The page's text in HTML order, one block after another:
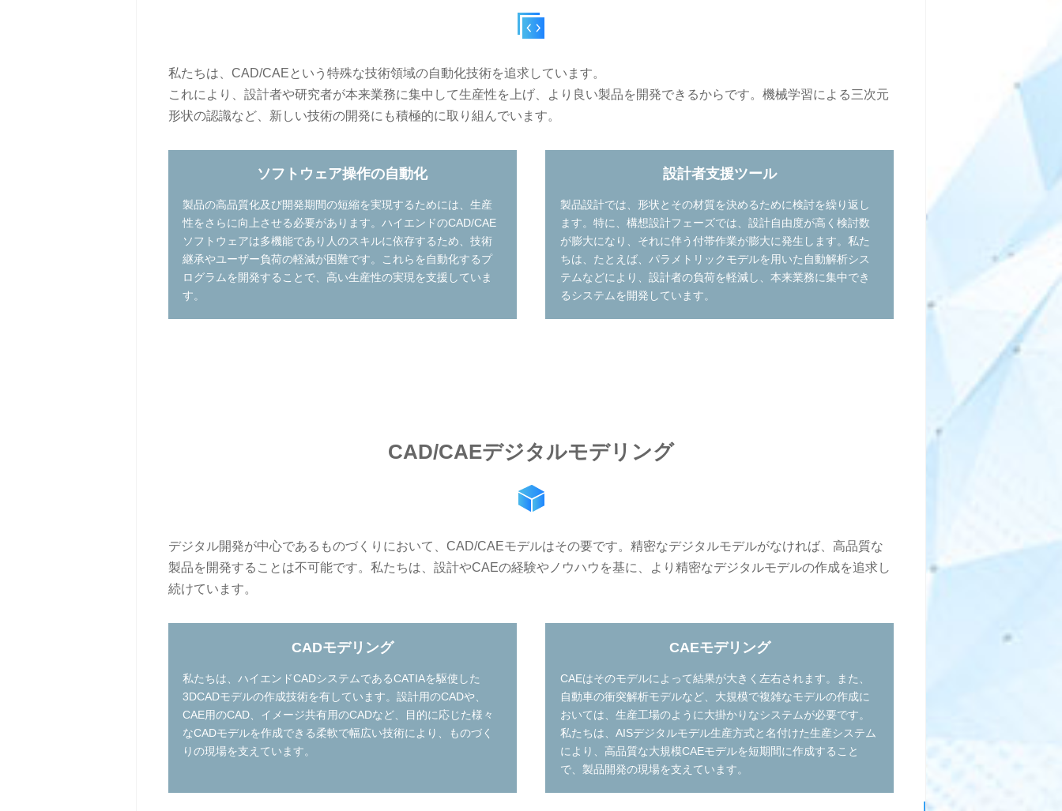
私たちは、CAD/CAEという特殊な技術領域の自動化技術を追求しています。
これにより、設計者や研究者が本来業務に集中して生産性を上げ、より良い製品を開発できるからです。機械学習による三次元
形状の認識など、新しい技術の開発にも積極的に取り組んでいます。
ソフトウェア操作の自動化
製品の高品質化及び開発期間の短縮を実現するためには、生産
性をさらに向上させる必要があります。ハイエンドのCAD/CAE
ソフトウェアは多機能であり人のスキルに依存するため、技術
継承やユーザー負荷の軽減が困難です。これらを自動化するプ
ログラムを開発することで、高い生産性の実現を支援していま
す。
設計者支援ツール
製品設計では、形状とその材質を決めるために検討を繰り返し
ます。特に、構想設計フェーズでは、設計自由度が高く検討数
が膨大になり、それに伴う付帯作業が膨大に発生します。私た
ちは、たとえば、パラメトリックモデルを用いた自動解析シス
テムなどにより、設計者の負荷を軽減し、本来業務に集中でき
るシステムを開発しています。
CAD/CAEデジタルモデリング
デジタル開発が中心であるものづくりにおいて、CAD/CAEモデルはその要です。精密なデジタルモデルがなければ、高品質な
製品を開発することは不可能です。私たちは、設計やCAEの経験やノウハウを基に、より精密なデジタルモデルの作成を追求し
続けています。
CADモデリング
私たちは、ハイエンドCADシステムであるCATIAを駆使した
3DCADモデルの作成技術を有しています。設計用のCADや、
CAE用のCAD、イメージ共有用のCADなど、目的に応じた様々
なCADモデルを作成できる柔軟で幅広い技術により、ものづく
りの現場を支えています。
CAEモデリング
CAEはそのモデルによって結果が大きく左右されます。また、
自動車の衝突解析モデルなど、大規模で複雑なモデルの作成に
おいては、生産工場のように大掛かりなシステムが必要です。
私たちは、AISデジタルモデル生産方式と名付けた生産システム
により、高品質な大規模CAEモデルを短期間に作成すること
で、製品開発の現場を支えています。